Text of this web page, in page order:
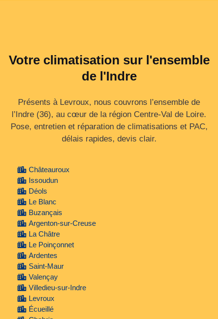
Votre climatisation sur l'ensemble
de l'Indre
Présents à Levroux, nous couvrons l’ensemble de
l’Indre (36), au cœur de la région Centre‑Val de Loire.
Pose, entretien et réparation de climatisations et PAC,
délais rapides, devis clair.
Châteauroux
Issoudun
Déols
Le Blanc
Buzançais
Argenton-sur-Creuse
La Châtre
Le Poinçonnet
Ardentes
Saint-Maur
Valençay
Villedieu-sur-Indre
Levroux
Écueillé